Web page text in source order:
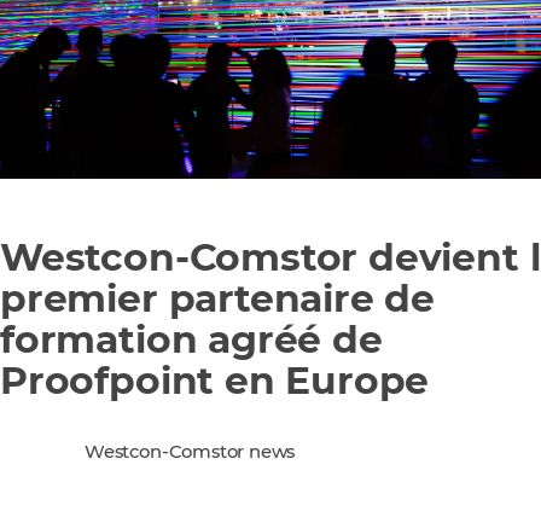
Westcon-Comstor devient
premier partenaire de
formation agréé de
Proofpoint en Europe
Westcon-Comstor news